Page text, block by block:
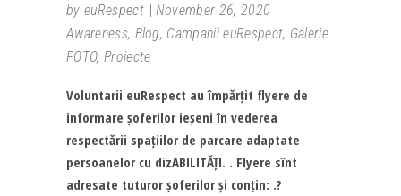
by euRespect
November 26, 2020
Awareness, Blog, Campanii euRespect, Galerie
FOTO, Proiecte
Voluntarii euRespect au împărțit flyere de
informare șoferilor ieșeni în vederea
respectării spațiilor de parcare adaptate
persoanelor cu dizABILITĂȚI. . Flyere sînt
adresate tuturor șoferilor și conțin: .?️